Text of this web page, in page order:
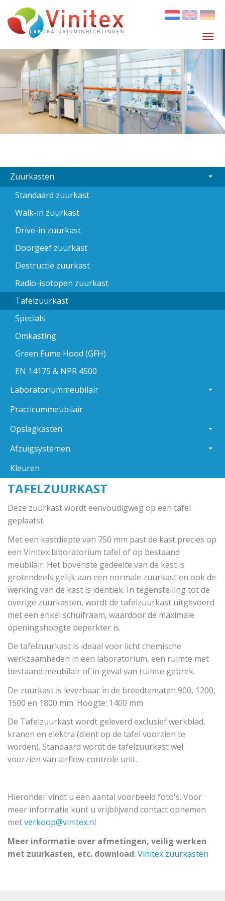
Overslaan
en
naar
inhoud
MAIN
NAVIGATION
Zuurkasten
Standaard zuurkast
Walk-in zuurkast
Drive-in zuurkast
Doorgeef zuurkast
Destructie zuurkast
Radio-isotopen zuurkast
Tafelzuurkast
Specials
Omkasting
Green Fume Hood (GFH)
EN 14175 & NPR 4500
Laboratoriummeubilair
Practicummeubilair
Opslagkasten
Afzuigsystemen
Kleuren
TAFELZUURKAST
Deze zuurkast wordt eenvoudigweg op een tafel
geplaatst.
Met een kastdiepte van 750 mm past de kast precies op
een Vinitex laboratorium tafel of op bestaand
meubilair. Het bovenste gedeelte van de kast is
grotendeels gelijk aan een normale zuurkast en ook de
werking van de kast is identiek. In tegenstelling tot de
overige zuurkasten, wordt de tafelzuurkast uitgevoerd
met een enkel schuifraam, waardoor de maximale
openingshoogte beperkter is.
De tafelzuurkast is ideaal voor licht chemische
werkzaamheden in een laboratorium, een ruimte met
bestaand meubilair of in geval van ruimte gebrek.
De zuurkast is leverbaar in de breedtematen 900, 1200,
1500 en 1800 mm. Hoogte: 1400 mm
De Tafelzuurkast wordt geleverd exclusief werkblad,
kranen en elektra (dient op de tafel voorzien te
worden). Standaard wordt de tafelzuurkast wel
voorzien van airflow-controle unit.
Hieronder vindt u een aantal voorbeeld foto's. Voor
meer informatie kunt u vrijblijvend contact opnemen
metverkoop@vinitex.nl
Meer informatie over afmetingen, veilig werken
met zuurkasten, etc. download: Vinitex zuurkasten